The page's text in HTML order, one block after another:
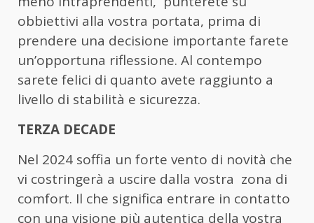
obbiettivi alla vostra portata, prima di
prendere una decisione importante farete
un’opportuna riflessione. Al contempo
sarete felici di quanto avete raggiunto a
livello di stabilità e sicurezza.
TERZA DECADE
Nel 2024 soffia un forte vento di novità che
vi costringerà a uscire dalla vostra zona di
comfort. Il che significa entrare in contatto
con una visione più autentica della vostra